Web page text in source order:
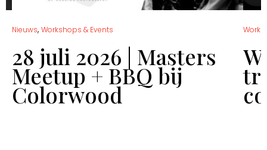
Nieuws, Workshops & Events
28 juli 2026 | Masters
Meetup + BBQ bij
Colorwood